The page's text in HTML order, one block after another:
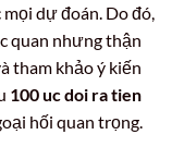
dự đoán. Do đó,
quan nhưng thận
tham khảo ý kiến
100 uc doi ra tien
hối quan trọng.